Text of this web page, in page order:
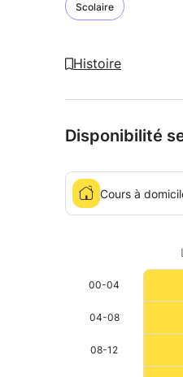
Scolaire
Histoire
Disponibilité
Cours à
L
00-04
04-08
08-12